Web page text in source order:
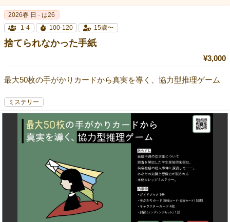
2026春 日 - は26
1-4
100-120 15歳〜
捨てられなかった手紙
¥3,000
最大50枚の手がかりカードから真実を導く、協力型推理ゲーム
ミステリー